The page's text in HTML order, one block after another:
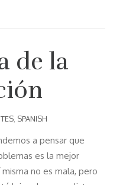
de la
, SPANISH
a pensar que
es la mejor
no es mala, pero